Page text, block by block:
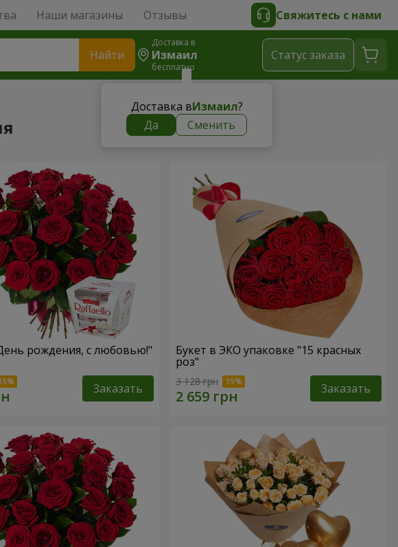
Наши магазины Отзывы Свяжитесь с нами
Найти
Доставка в
Измаил
бесплатно
Доставка вИзмаил?
Да
Сменить
Cтатус заказа
рождения, с любовью!"
Заказать
Букет в ЭКО упаковке "15 красных
роз"
3 128 грн Заказать